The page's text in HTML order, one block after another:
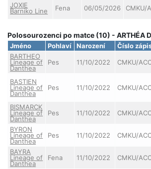
JOXIE
Barniko Line Fena 06/05/2026 CMKU/
Polosourozenci po matce (10) - ARTHÉA
Jméno Pohlaví Narození Číslo
BARTHEO
Lineage of
Danthea
Pes 11/10/2022 CMKU/
BASTIEN
Lineage of
Danthea
Pes 11/10/2022 CMKU/
BISMARCK
Lineage of
Danthea
Pes 11/10/2022 CMKU/
BYRON
Lineage of
Danthea
Pes 11/10/2022 CMKU/
BAYRA
Lineage of
Danthea
Fena 11/10/2022 CMKU/